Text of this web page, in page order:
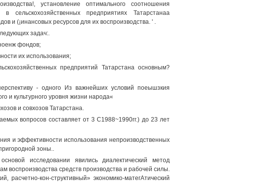
установление оптимального соотношения
сельскохозяйственных предприятиях Татарстанаа
и (¡инансовых ресурсов для их воспроизводства. ' .
задач:.
фондов;
их использования;
предприятий Татарстана основным?
- одного Из важнейших условий поеышзкия
и культурного уровня жизни народа«
и совхозов Татарстана.
вопросов составляет от 3 С1988~1990гг.) до 23 лет
и эффективности использования непроизводственных
зоны..
исследовании явились диалектический метод
воспроизводства средств производства и рабочей силы.
расчетно-кон-структивный» экономико-матегАтический